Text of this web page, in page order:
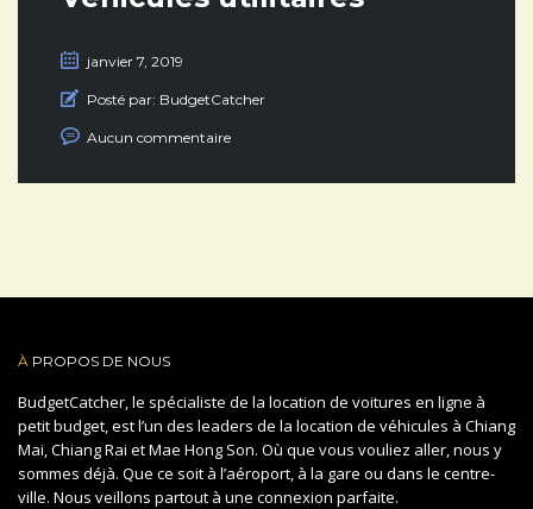
janvier 7, 2019
Posté par: BudgetCatcher
Aucun commentaire
À PROPOS DE NOUS
BudgetCatcher, le spécialiste de la location de voitures en ligne à
petit budget, est l’un des leaders de la location de véhicules à Chiang
Mai, Chiang Rai et Mae Hong Son. Où que vous vouliez aller, nous y
sommes déjà. Que ce soit à l’aéroport, à la gare ou dans le centre-
ville. Nous veillons partout à une connexion parfaite.